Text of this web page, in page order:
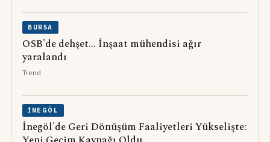
BURSA
OSB'de dehşet... İnşaat mühendisi ağır
yaralandı
Trend
İNEGÖL
İnegöl'de Geri Dönüşüm Faaliyetleri Yükselişte: